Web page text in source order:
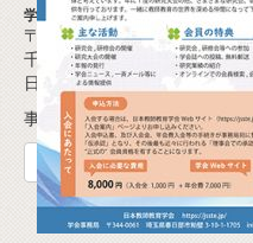
学会事務局
〒277-0941
千葉県柏市高柳1674-4
日本教師教育学会事務局
事務局長 米沢 崇(広島大学)
お問合せフォーム